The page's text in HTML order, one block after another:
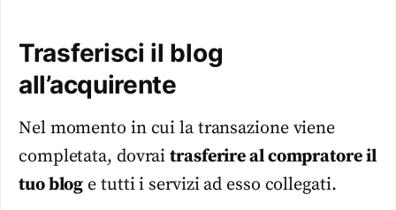
Trasferisci il blog
all’acquirente
Nel momento in cui la transazione viene
completata, dovraitrasferire al compratore il
tuo blog e tutti i servizi ad esso collegati.